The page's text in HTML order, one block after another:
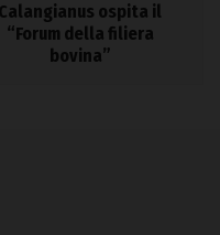
Calangianus ospita il
“Forum della filiera
bovina”